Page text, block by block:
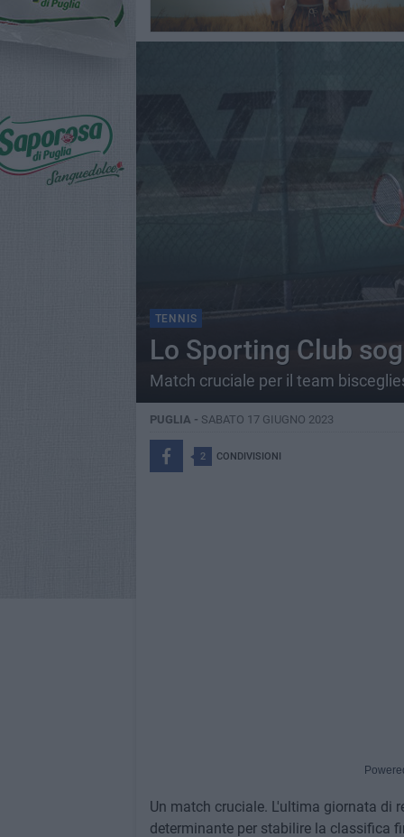
TENNIS
Lo Sporting Club
Match cruciale per il team
PUGLIA - SABATO 17 GIUGNO 2023
2 CONDIVISIONI
Un match cruciale. L'ultima giornata di
determinante per stabilire la classifica